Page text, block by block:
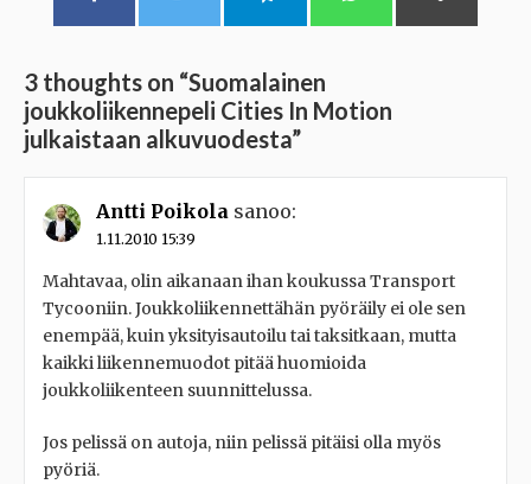
3 thoughts on “Suomalainen
joukkoliikennepeli Cities In Motion
julkaistaan alkuvuodesta”
Antti Poikola sanoo:
1.11.2010 15:39
Mahtavaa, olin aikanaan ihan koukussa Transport
Tycooniin. Joukkoliikennettähän pyöräily ei ole sen
enempää, kuin yksityisautoilu tai taksitkaan, mutta
kaikki liikennemuodot pitää huomioida
joukkoliikenteen suunnittelussa.
Jos pelissä on autoja, niin pelissä pitäisi olla myös
pyöriä.